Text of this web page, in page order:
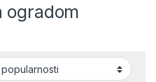
ogradom
po popularnosti